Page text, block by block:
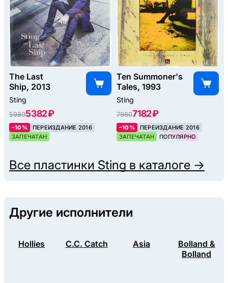
The Last
Ship, 2013
Sting
59805382 ₽
–10%
ПЕРЕИЗДАНИЕ 2016
ЗАПЕЧАТАН
Ten Summoner's
Tales, 1993
Sting
79807182 ₽
–10%
ПЕРЕИЗДАНИЕ 2016
ЗАПЕЧАТАН
ПОПУЛЯРНО
Все пластинки Sting в каталоге →
Другие исполнители
Hollies C.C. Catch Asia
Bolland &
Bolland